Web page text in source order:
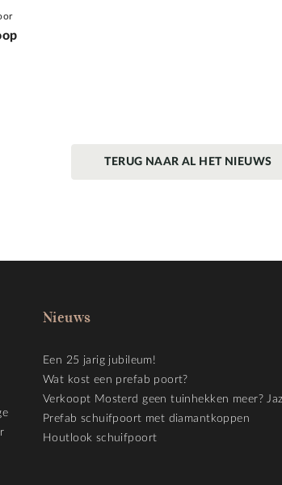
TERUG NAAR AL HET NIEUWS
Nieuws
Een 25 jarig jubileum!
Wat kost een prefab poort?
Verkoopt Mosterd geen tuinhekken meer?
Prefab schuifpoort met diamantkoppen
Houtlook schuifpoort